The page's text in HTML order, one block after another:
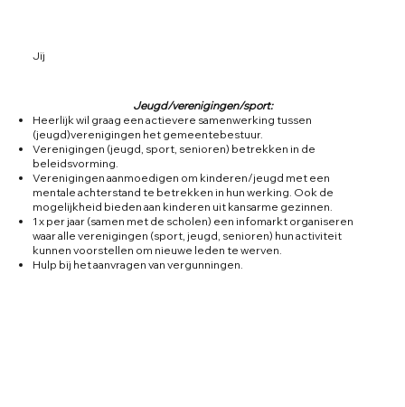
Jij
Jeugd/verenigingen/sport:
Heerlijk wil graag een actievere samenwerking tussen
(jeugd)verenigingen het gemeentebestuur.
Verenigingen (jeugd, sport, senioren) betrekken in de
beleidsvorming.
Verenigingen aanmoedigen om kinderen/jeugd met een
mentale achterstand te betrekken in hun werking. Ook de
mogelijkheid bieden aan kinderen uit kansarme gezinnen.
1 x per jaar (samen met de scholen) een infomarkt organiseren
waar alle verenigingen (sport, jeugd, senioren) hun activiteit
kunnen voorstellen om nieuwe leden te werven.
Hulp bij het aanvragen van vergunningen.